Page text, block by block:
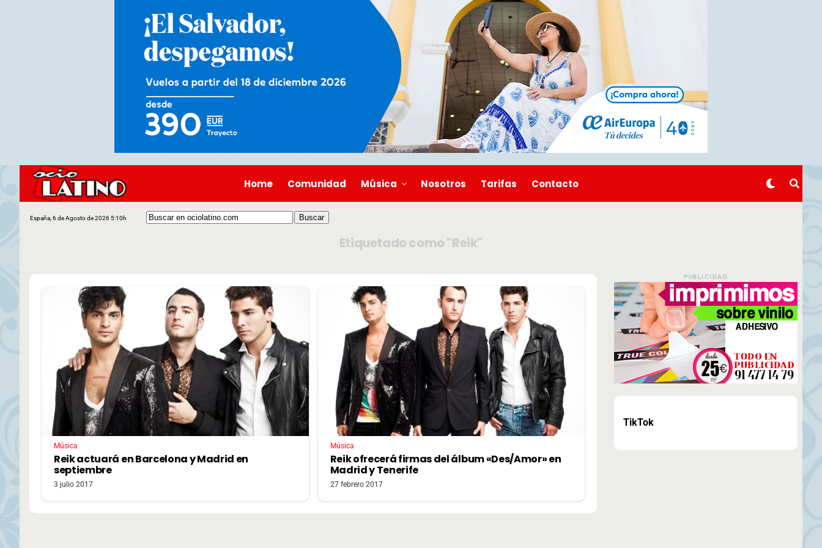
Home Comunidad Música Nosotros Tarifas Contacto
España, 6 de Agosto de 2026 5:10h
Etiquetado como "Reik"
Música
Reik actuará en Barcelona y Madrid en
septiembre
3 julio 2017
Música
Reik ofrecerá firmas del álbum «Des/Amor» en
Madrid y Tenerife
27 febrero 2017
PUBLICIDAD
TikTok